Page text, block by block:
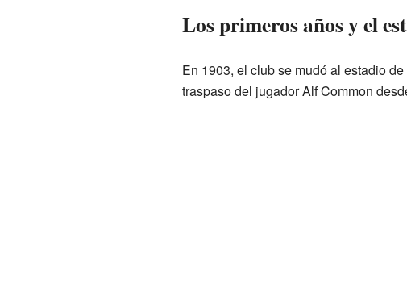
Los primeros años y el
En 1903, el club se mudó al estadio
traspaso del jugador Alf Common